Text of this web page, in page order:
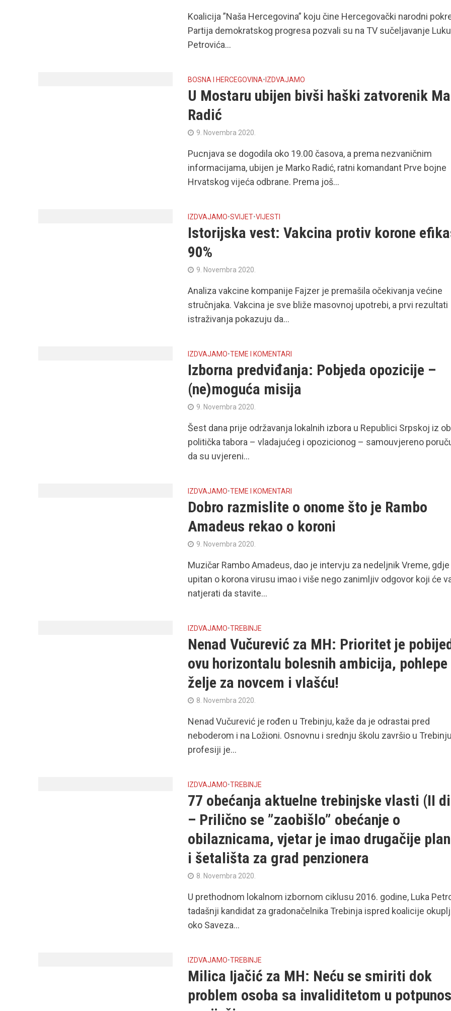
Koalicija ”Naša Hercegovina” koju čine Hercegovački narodni
Partija demokratskog progresa pozvali su na TV sučeljavanje Luku
Petrovića...
BOSNA I HERCEGOVINA• IZDVAJAMO
U Mostaru ubijen bivši haški zatvorenik
Radić
9. Novembra 2020.
Pucnjava se dogodila oko 19.00 časova, a prema nezvaničnim
informacijama, ubijen je Marko Radić, ratni komandant Prve bojne
Hrvatskog vijeća odbrane. Prema još...
IZDVAJAMO•SVIJET•VIJESTI
Istorijska vest: Vakcina protiv korone
90%
9. Novembra 2020.
Analiza vakcine kompanije Fajzer je premašila očekivanja većine
stručnjaka. Vakcina je sve bliže masovnoj upotrebi, a prvi rezultati
istraživanja pokazuju da...
IZDVAJAMO•TEME I KOMENTARI
Izborna predviđanja: Pobjeda opozicije –
(ne)moguća misija
9. Novembra 2020.
Šest dana prije održavanja lokalnih izbora u Republici Srpskoj iz
politička tabora – vladajućeg i opozicionog – samouvjereno
da su uvjereni...
IZDVAJAMO•TEME I KOMENTARI
Dobro razmislite o onome što je Rambo
Amadeus rekao o koroni
9. Novembra 2020.
Muzičar Rambo Amadeus, dao je intervju za nedeljnik Vreme,
upitan o korona virusu imao i više nego zanimljiv odgovor koji će
natjerati da stavite...
IZDVAJAMO•TREBINJE
Nenad Vučurević za MH: Prioritet je
ovu horizontalu bolesnih ambicija,
želje za novcem i vlašću!
8. Novembra 2020.
Nenad Vučurević je rođen u Trebinju, kaže da je odrastai pred
neboderom i na Ložioni. Osnovnu i srednju školu završio u
profesiji je...
IZDVAJAMO•TREBINJE
77 obećanja aktuelne trebinjske vlasti (II
– Prilično se ”zaobišlo” obećanje o
obilaznicama, vjetar je imao drugačije
i šetališta za grad penzionera
8. Novembra 2020.
U prethodnom lokalnom izbornom ciklusu 2016. godine, Luka
tadašnji kandidat za gradonačelnika Trebinja ispred koalicije
oko Saveza...
IZDVAJAMO•TREBINJE
Milica Ijačić za MH: Neću se smiriti dok
problem osoba sa invaliditetom u